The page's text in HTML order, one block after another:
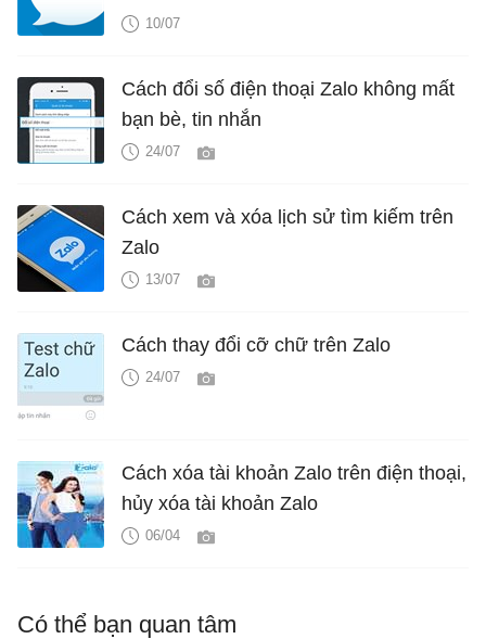
10/07
Cách đổi số điện thoại Zalo không mất
bạn bè, tin nhắn
24/07
Cách xem và xóa lịch sử tìm kiếm trên
Zalo
13/07
Cách thay đổi cỡ chữ trên Zalo
24/07
Cách xóa tài khoản Zalo trên điện thoại,
hủy xóa tài khoản Zalo
06/04
Có thể bạn quan tâm